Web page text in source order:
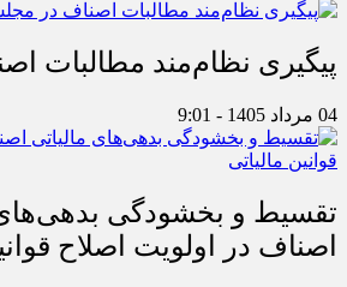
پیگیری نظام‌مند مطالبات
04 مرداد 1405 - 9:01
تقسیط و بخشودگی بدهی‌های
اصناف در اولویت اصلاح